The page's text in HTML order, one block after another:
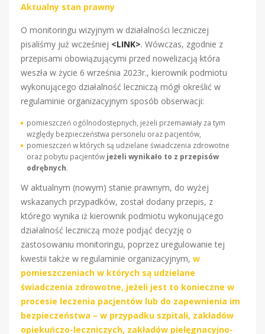
Aktualny stan prawny
O monitoringu wizyjnym w działalności leczniczej
pisaliśmy już wcześniej <LINK>. Wówczas, zgodnie z
przepisami obowiązującymi przed nowelizacją która
weszła w życie 6 września 2023r., kierownik podmiotu
wykonującego działalność leczniczą mógł określić w
regulaminie organizacyjnym sposób obserwacji:
pomieszczeń ogólnodostępnych, jeżeli przemawiały za tym
względy bezpieczeństwa personelu oraz pacjentów,
pomieszczeń w których są udzielane świadczenia zdrowotne
oraz pobytu pacjentów jeżeli wynikało to z przepisów
odrębnych.
W aktualnym (nowym) stanie prawnym, do wyżej
wskazanych przypadków, został dodany przepis, z
którego wynika iż kierownik podmiotu wykonującego
działalność leczniczą może podjąć decyzję o
zastosowaniu monitoringu, poprzez uregulowanie tej
kwestii także w regulaminie organizacyjnym, w
pomieszczeniach w których są udzielane
świadczenia zdrowotne, jeżeli jest to konieczne w
procesie leczenia pacjentów lub do zapewnienia im
bezpieczeństwa – w przypadku szpitali, zakładów
opiekuńczo-leczniczych, zakładów pielęgnacyjno-